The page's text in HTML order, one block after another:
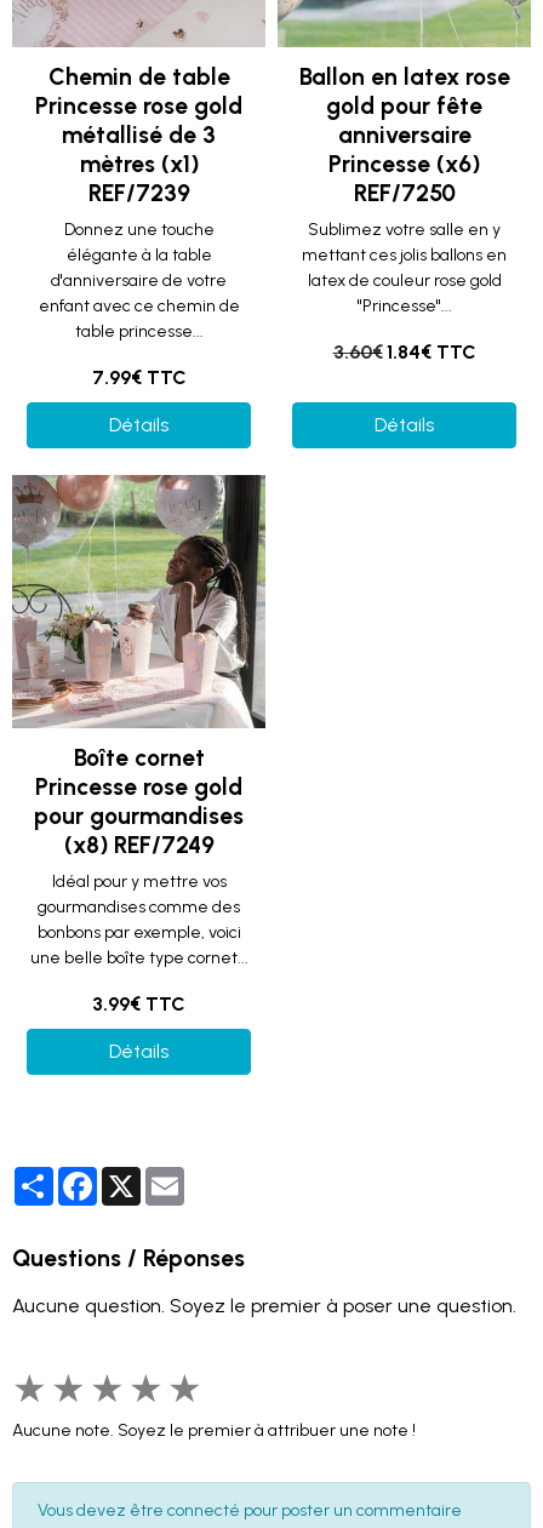
Chemin de table
Princesse rose gold
métallisé de 3
mètres (x1)
REF/7239
Donnez une touche
élégante à la table
d'anniversaire de votre
enfant avec ce chemin de
table princesse...
7.99€ TTC
Détails
Ballon en latex rose
gold pour fête
anniversaire
Princesse (x6)
REF/7250
Sublimez votre salle en y
mettant ces jolis ballons en
latex de couleur rose gold
"Princesse"...
3.60€1.84€ TTC
Détails
Boîte cornet
Princesse rose gold
pour gourmandises
(x8) REF/7249
Idéal pour y mettre vos
gourmandises comme des
bonbons par exemple, voici
une belle boîte type cornet...
3.99€ TTC
Détails
PartagerFacebook
X
Questions / Réponses
Aucune question. Soyez le premier à poser une question.
★ ★ ★ ★ ★
Aucune note. Soyez le premier à attribuer une note !
Vous devez être connecté pour poster un commentaire